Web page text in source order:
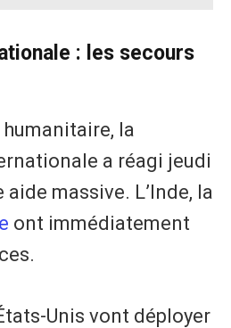
: les secours
humanitaire, la
a réagi jeudi
massive. L’Inde, la
ont immédiatement
Unis vont déployer